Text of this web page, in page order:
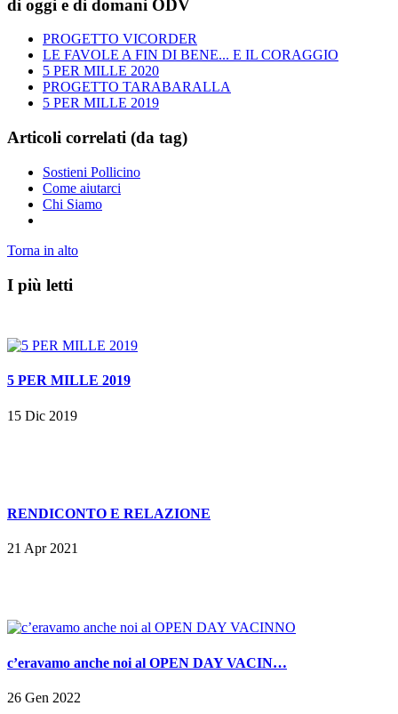
di oggi e di domani ODV
PROGETTO VICORDER
LE FAVOLE A FIN DI BENE... E IL CORAGGIO
5 PER MILLE 2020
PROGETTO TARABARALLA
5 PER MILLE 2019
Articoli correlati (da tag)
Sostieni Pollicino
Come aiutarci
Chi Siamo
Torna in alto
I più letti
5 PER MILLE 2019
15 Dic 2019
RENDICONTO E RELAZIONE
21 Apr 2021
c’eravamo anche noi al OPEN DAY VACIN…
26 Gen 2022